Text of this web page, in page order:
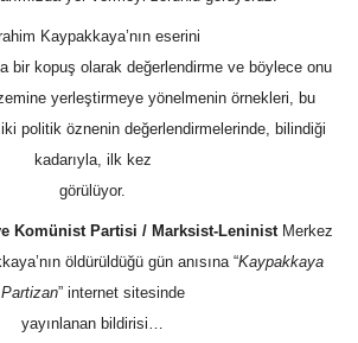
Kaypakkaya’nın eserini
bir kopuş olarak değerlendirme ve böylece onu
yerleştirmeye yönelmenin örnekleri, bu
politik öznenin değerlendirmelerinde, bilindiği
kadarıyla, ilk kez
görülüyor.
Komünist Partisi / Marksist-LeninistMerkez
öldürüldüğü gün anısına “Kaypakkaya
Partizan” internet sitesinde
yayınlanan bildirisi…